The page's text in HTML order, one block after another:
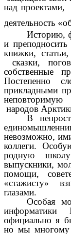
над проектами,
деятельность
Историю,
и
книжки,
сказки,
собственные
Постепенно
прикладными
народов
В
невозможно,
коллеги.
родную
выпускники,
помощи,
«стажисту»
глазами.
Особая
информатики
официально я
но мы многому